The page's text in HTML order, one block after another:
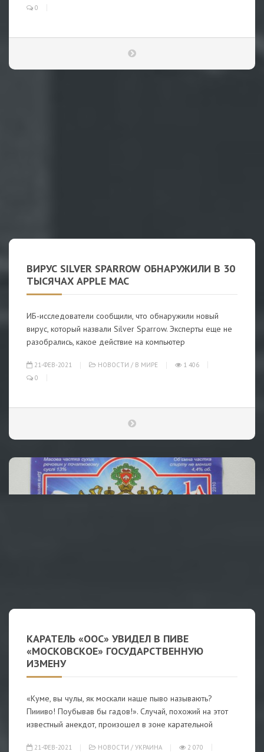
0
ВИРУС SILVER SPARROW ОБНАРУЖИЛИ В 30
ТЫСЯЧАХ APPLE MAC
ИБ-исследователи сообщили, что обнаружили новый
вирус, который назвали Silver Sparrow. Эксперты еще не
разобрались, какое действие на компьютер
21-ФЕВ-2021 НОВОСТИ / В МИРЕ
1 406
0
КАРАТЕЛЬ «ООС» УВИДЕЛ В ПИВЕ
«МОСКОВСКОЕ» ГОСУДАРСТВЕННУЮ
ИЗМЕНУ
«Куме, вы чулы, як москали наше пыво называють?
Пиииво! Поубывав бы гадов!». Случай, похожий на этот
известный анекдот, произошел в зоне карательной
21-ФЕВ-2021 НОВОСТИ / УКРАИНА 2 070